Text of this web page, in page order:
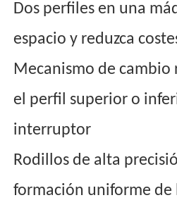
Dos perfiles en una
espacio y reduzca
Mecanismo de cambio
el perfil superior o
interruptor
Rodillos de alta
formación uniforme de